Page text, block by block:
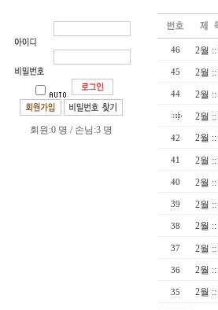
회원:0 명 / 손님:3 명
46 2월 ::
45 2월 ::
44 2월 ::
2월 ::
42 2월 ::
41 2월 ::
40 2월 ::
39 2월 ::
38 2월 ::
37 2월 ::
36 2월 ::
35 2월 ::